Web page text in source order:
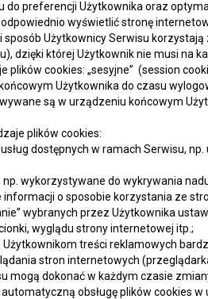
preferencji Użytkownika oraz
wyświetlić stronę
Użytkownicy Serwisu
dzięki której Użytkownik nie musi na
cookies: „sesyjne” (session
Użytkownika do czasu
są w urządzeniu końcowym
plików cookies:
dostępnych w ramach Serwisu,
wykorzystywane do wykrywania
o sposobie korzystania ze
wybranych przez Użytkownika
wyglądu strony internetowej itp.;
treści reklamowych
stron internetowych
mogą dokonać w każdym czasie
obsługę plików cookies